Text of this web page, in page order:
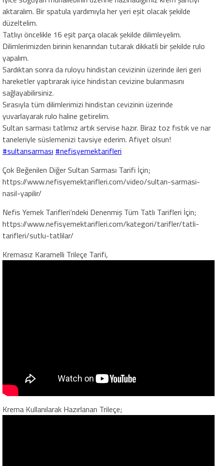
aktaralım. Bir spatula yardımıyla her yeri eşit olacak şekilde
düzeltelim.
Tatlıyı öncelikle 16 eşit parça olacak şekilde dilimleyelim.
Dilimlerimizden birinin kenarından tutarak dikkatli bir şekilde rulo
yapalım.
Sardıktan sonra da ruloyu hindistan cevizinin üzerinde ileri geri
hareketler yaptırarak iyice hindistan cevizine bulanmasını
sağlayabilirsiniz.
Sırasıyla tüm dilimlerimizi hindistan cevizinin üzerinde
yuvarlayarak rulo haline getirelim.
Sultan sarması tatlımız artık servise hazır. Biraz toz fıstık ve nar
taneleriyle süslemenizi tavsiye ederim. Afiyet olsun!
#sultansarması #nefisyemektarifleri
Çok Beğenilen Diğer Sultan Sarması Tarifi İçin;
https://www.nefisyemektarifleri.com/video/sultan-sarmasi-
nasil-yapilir/
Nefis Yemek Tarifleri’ndeki Denenmiş Tüm Tatlı Tarifleri İçin;
https://www.nefisyemektarifleri.com/kategori/tarifler/tatli-
tarifleri/sutlu-tatlilar/
Kremasız Karamelli Trileçe Tarifi,
Krema Kullanılarak Hazırlanan Trileçe;